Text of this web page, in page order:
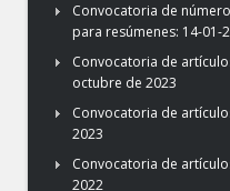
Convocatoria de
para resúmenes: 14-01-
Convocatoria de
octubre de 2023
Convocatoria de
2023
Convocatoria de
2022